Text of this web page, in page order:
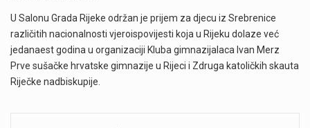
U Salonu Grada Rijeke održan je prijem za djecu iz Srebrenice
različitih nacionalnosti vjeroispovijesti koja u Rijeku dolaze već
jedanaest godina u organizaciji Kluba gimnazijalaca Ivan Merz
Prve sušačke hrvatske gimnazije u Rijeci i Zdruga katoličkih skauta
Riječke nadbiskupije.